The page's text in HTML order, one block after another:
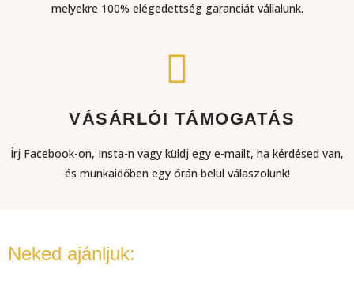
melyekre 100% elégedettség garanciát vállalunk.
VÁSÁRLÓI TÁMOGATÁS​
Írj Facebook-on, Insta-n vagy küldj egy e-mailt, ha kérdésed van,
és munkaidőben egy órán belül válaszolunk!​
Neked ajánljuk: